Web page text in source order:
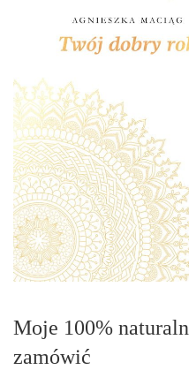
Moje 100%
zamówić